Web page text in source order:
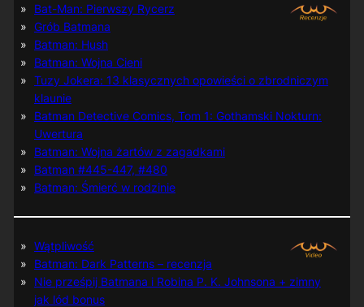
Bat-Man: Pierwszy Rycerz
Grób Batmana
Batman: Hush
Batman: Wojna Cieni
Tuzy Jokera: 13 klasycznych opowieści o zbrodniczym
klaunie
Batman Detective Comics, Tom 1: Gothamski Nokturn:
Uwertura
Batman: Wojna żartów z zagadkami
Batman #445-447, #480
Batman: Śmierć w rodzinie
Wątpliwość
Batman: Dark Patterns – recenzja
Nie prześpij Batmana i Robina P. K. Johnsona + zimny
jak lód bonus